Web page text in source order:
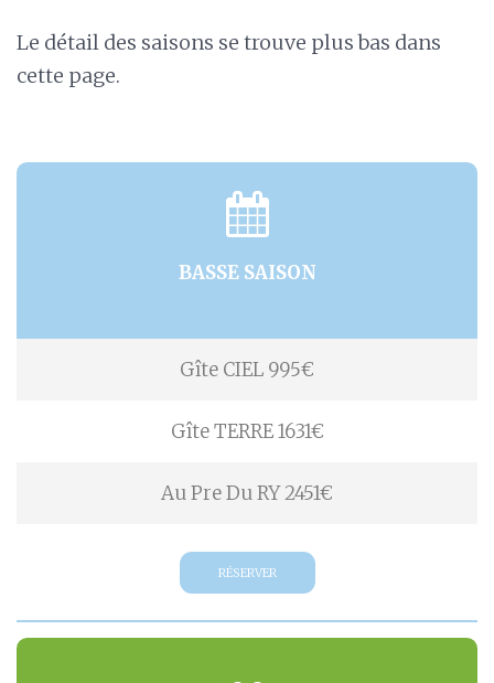
Le détail des saisons se trouve plus bas dans
cette page.
BASSE SAISON
Gîte CIEL 995€
Gîte TERRE 1631€
Au Pre Du RY 2451€
RÉSERVER